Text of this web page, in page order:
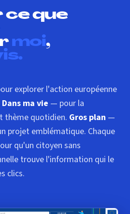
ce que
moi,
explorer l'action européenne
Dans ma vie — pour la
thème quotidien. Gros plan —
projet emblématique. Chaque
qu'un citoyen sans
trouve l'information qui le
clics.